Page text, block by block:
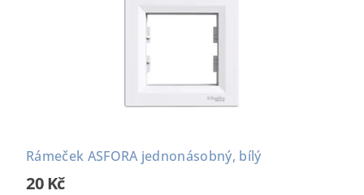
Rámeček ASFORA jednonásobný, bílý
20 Kč